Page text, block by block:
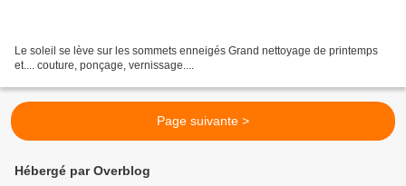
Le soleil se lève sur les sommets enneigés Grand nettoyage de printemps
et.... couture, ponçage, vernissage....
Page suivante >
Hébergé par Overblog